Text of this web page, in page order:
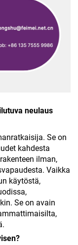
neulaus
Se on
kahdesta
ilman,
Vaikka
käytöstä,
Se on avain